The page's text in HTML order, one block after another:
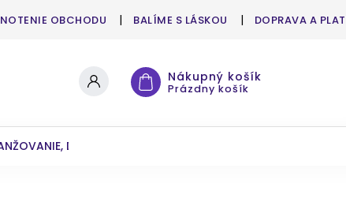
OBCHODU BALÍME S LÁSKOU DOPRAVA A
Nákupný košík
Prázdny košík
DEKOROVANIE